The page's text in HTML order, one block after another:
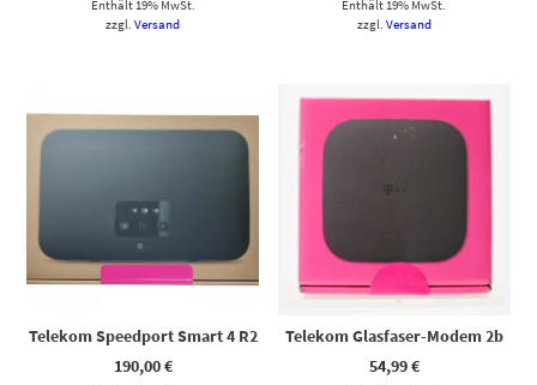
Enthält 19% MwSt.
zzgl.Versand
Enthält 19% MwSt.
zzgl. Versand
Telekom Speedport Smart 4 R2
190,00€
Telekom Glasfaser-Modem 2b
54,99€